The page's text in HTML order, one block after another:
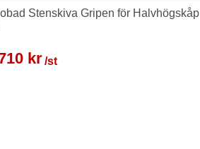
Stenskiva Gripen för Halvhögskåp
kr/st